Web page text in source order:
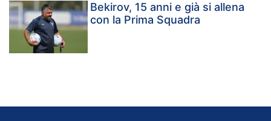
Bekirov, 15 anni e già si allena
con la Prima Squadra